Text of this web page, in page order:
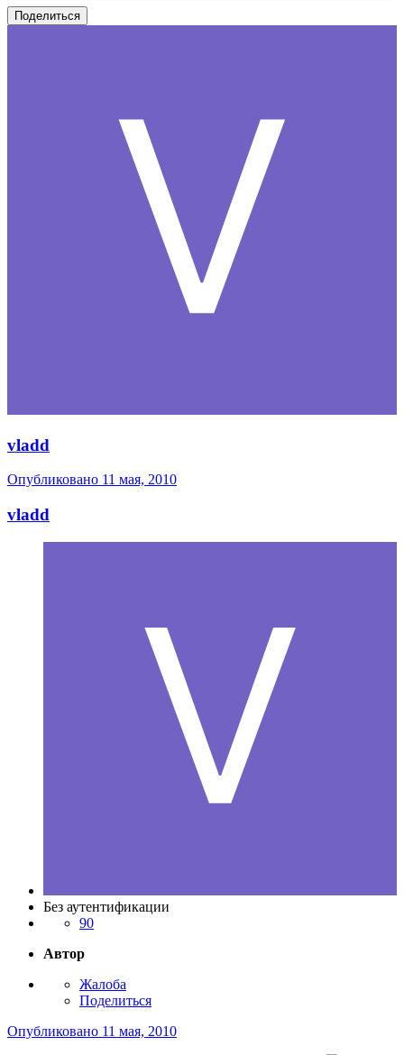
Поделиться
vladd
Опубликовано 11 мая, 2010
vladd
Без аутентификации
90
Автор
Жалоба
Поделиться
Опубликовано 11 мая, 2010